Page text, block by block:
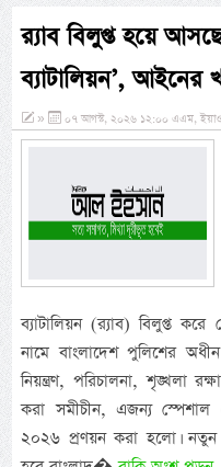
র‌্যাব বিলুপ্ত হয়ে
ব্যাটালিয়ন’, আইনের
» ০৭ আগস্ট, ২০২৬ ১২:০০ এএম,
ব্যাটালিয়ন (র‌্যাব) বিলুপ্ত
নামে বাংলাদেশ পুলিশের
নিয়ন্ত্রণ, পরিচালনা, শৃঙ্খলা
করা সমীচীন, এজন্য
২০২৬ প্রণয়ন করা হলো।